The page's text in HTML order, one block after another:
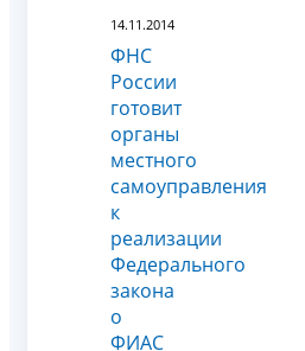
14.11.2014
ФНС
России
готовит
органы
местного
самоуправления
к
реализации
Федерального
закона
о
ФИАС